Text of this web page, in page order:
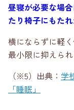
昼寝が必要な場
たり椅子にもた
横にならずに軽
最小限に抑えられ
（※5）出典： 学
「睡眠」